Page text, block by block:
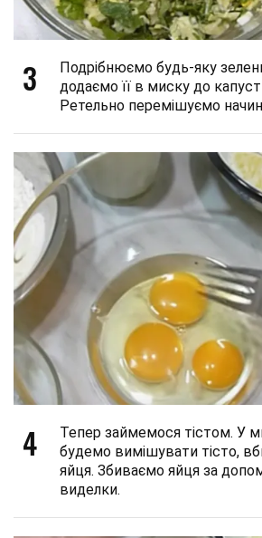
3
Подрібнюємо будь-яку
додаємо її в миску до
Ретельно перемішуємо
4
Тепер займемося тістом. У
будемо вимішувати тісто,
яйця. Збиваємо яйця за
виделки.